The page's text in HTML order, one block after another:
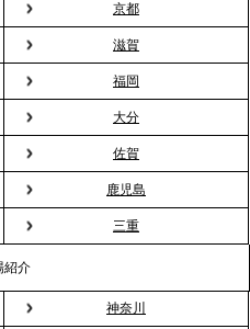
で、2ndTable「室内花
年、春の親睦は「花
生としても注目され
験
京都
滋賀
福岡
大分
佐賀
鹿児島
三重
紹介
神奈川